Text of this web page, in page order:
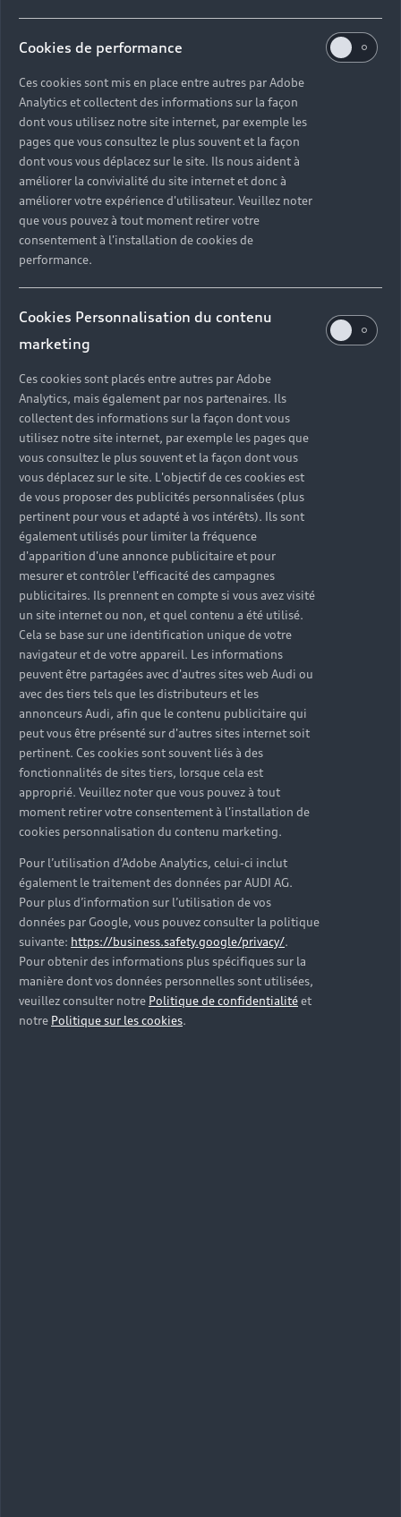
Cookies de performance
Ces cookies sont mis en place entre autres par Adobe
Analytics et collectent des informations sur la façon
dont vous utilisez notre site internet, par exemple les
pages que vous consultez le plus souvent et la façon
dont vous vous déplacez sur le site. Ils nous aident à
améliorer la convivialité du site internet et donc à
améliorer votre expérience d'utilisateur. Veuillez noter
que vous pouvez à tout moment retirer votre
consentement à l'installation de cookies de
performance.
Cookies Personnalisation du contenu
marketing
Ces cookies sont placés entre autres par Adobe
Analytics, mais également par nos partenaires. Ils
collectent des informations sur la façon dont vous
utilisez notre site internet, par exemple les pages que
vous consultez le plus souvent et la façon dont vous
vous déplacez sur le site. L'objectif de ces cookies est
de vous proposer des publicités personnalisées (plus
pertinent pour vous et adapté à vos intérêts). Ils sont
également utilisés pour limiter la fréquence
d'apparition d'une annonce publicitaire et pour
mesurer et contrôler l'efficacité des campagnes
publicitaires. Ils prennent en compte si vous avez visité
un site internet ou non, et quel contenu a été utilisé.
Cela se base sur une identification unique de votre
navigateur et de votre appareil. Les informations
peuvent être partagées avec d'autres sites web Audi ou
avec des tiers tels que les distributeurs et les
annonceurs Audi, afin que le contenu publicitaire qui
peut vous être présenté sur d'autres sites internet soit
pertinent. Ces cookies sont souvent liés à des
fonctionnalités de sites tiers, lorsque cela est
approprié. Veuillez noter que vous pouvez à tout
moment retirer votre consentement à l'installation de
cookies personnalisation du contenu marketing.
Pour l’utilisation d’Adobe Analytics, celui-ci inclut
également le traitement des données par AUDI AG.
Pour plus d’information sur l’utilisation de vos
données par Google, vous pouvez consulter la politique
suivante: https://business.safety.google/privacy/.
Pour obtenir des informations plus spécifiques sur la
manière dont vos données personnelles sont utilisées,
veuillez consulter notre Politique de confidentialitéet
notre Politique sur les cookies.